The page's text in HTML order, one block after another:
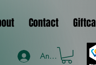
Contact
Anmelden